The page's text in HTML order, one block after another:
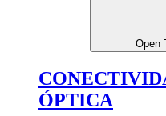
Open
ÓPTICA